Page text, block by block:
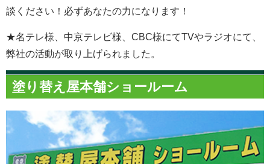
談ください！必ずあなたの力になります！
★名テレ様、中京テレビ様、CBC様にてTVやラジオにて、
弊社の活動が取り上げられました。
塗り替え屋本舗ショールーム